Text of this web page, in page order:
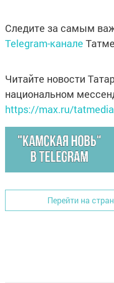
Следите за самым
Telegram-канале
Читайте новости
национальном
https://max.ru/tatmedia
Перейти на